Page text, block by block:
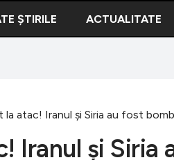
ȘTIRILE ACTUALITATE
la atac! Iranul și Siria au fost
Iranul și Siria